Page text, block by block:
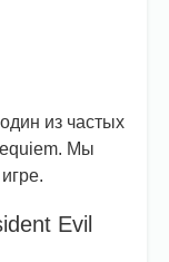
из частых
Мы
Evil